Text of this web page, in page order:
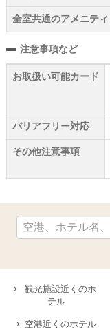
全室共通のアメニティ
注意事項など
お取扱い可能カード
バリアフリー対応
その他注意事項
観光施設近くのホ
テル
空港近くのホテル